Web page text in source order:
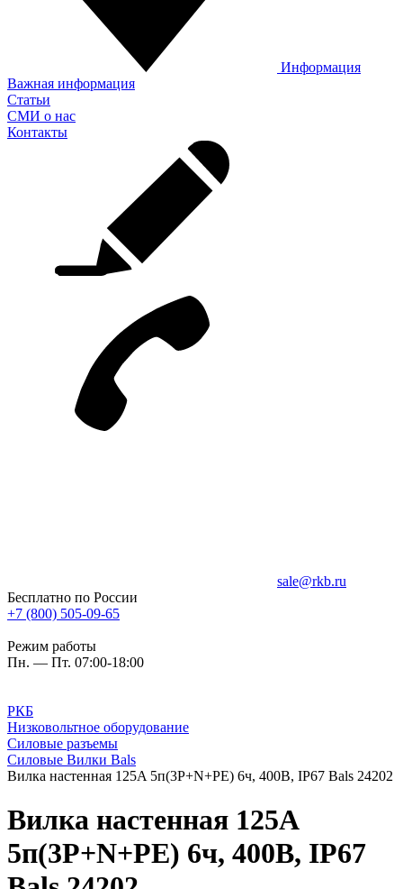
Информация
Важная информация
Статьи
СМИ о нас
Контакты
sale@rkb.ru
Бесплатно по России
+7 (800) 505-09-65
Режим работы
Пн. — Пт. 07:00-18:00
РКБ
Низковольтное оборудование
Силовые разъемы
Силовые Вилки Bals
Вилка настенная 125A 5п(3P+N+PE) 6ч, 400В, IP67 Bals 24202
Вилка настенная 125A
5п(3P+N+PE) 6ч, 400В, IP67